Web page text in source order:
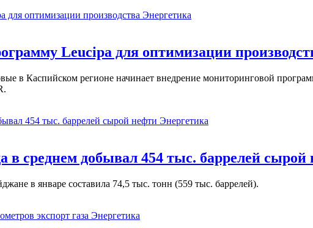
Энергетика
Leucipa для оптимизации
в Каспийском регионе начинает внедрение мониторинговой
Энергетика
в среднем добывал 454 тыс. баррелей сырой
в январе составила 74,5 тыс. тонн (559 тыс. баррелей).
Энергетика